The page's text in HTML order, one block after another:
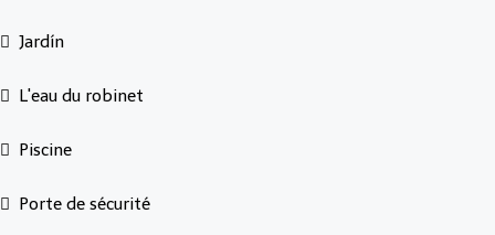
Jardín
L'eau du robinet
Piscine
Porte de sécurité